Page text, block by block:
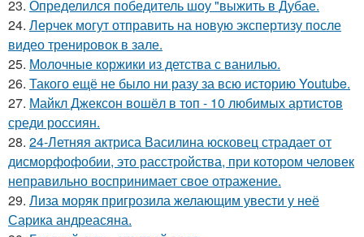
23. Определился победитель шоу "выжить в Дубае.
24. Лерчек могут отправить на новую экспертизу после
видео тренировок в зале.
25. Молочные коржики из детства с ванилью.
26. Такого ещё не было ни разу за всю историю Youtube.
27. Майкл Джексон вошёл в топ - 10 любимых артистов
среди россиян.
28. 24-Летняя актриса Василина юсковец страдает от
дисморфофобии, это расстройства, при котором человек
неправильно воспринимает свое отражение.
29. Лиза моряк пригрозила желающим увести у неё
Сарика андреасяна.